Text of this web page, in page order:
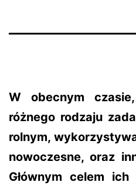
W obecnym
różnego rodzaju
rolnym,
nowoczesne, oraz
Głównym celem